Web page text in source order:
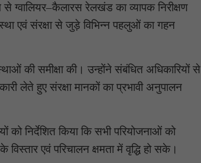
ग्वालियर–कैलारस रेलखंड का व्यापक निरीक्षण
एवं संरक्षा से जुड़े विभिन्न पहलुओं का गहन
की समीक्षा की। उन्होंने संबंधित अधिकारियों से
लेते हुए संरक्षा मानकों का प्रभावी अनुपालन
को निर्देशित किया कि सभी परियोजनाओं को
एवं परिचालन क्षमता में वृद्धि हो सके।